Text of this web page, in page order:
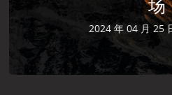
场
2024 年 04 月 25